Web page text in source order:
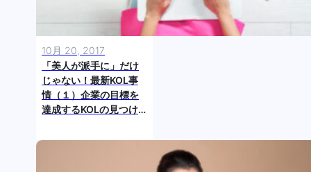
10月 20, 2017
「美人が派手に」だけ
じゃない！最新KOL事
情（１）企業の目標を
達成するKOLの見つけ